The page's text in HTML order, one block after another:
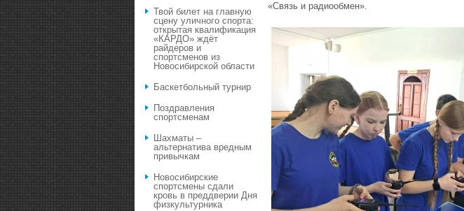
«Связь и радиообмен».
Твой билет на главную
сцену уличного спорта:
открытая квалификация
«КАРДО» ждёт
райдеров и
спортсменов из
Новосибирской области
Баскетбольный турнир
Поздравления
спортсменам
Шахматы –
альтернатива вредным
привычкам
Новосибирские
спортсмены сдали
кровь в преддверии Дня
физкультурника